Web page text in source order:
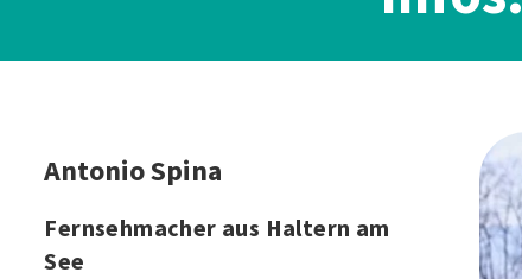
Antonio Spina
Fernsehmacher aus Haltern am
See